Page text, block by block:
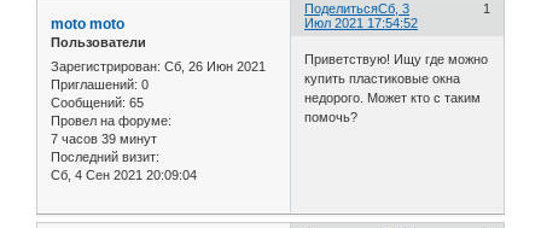
Поделиться 1
Сб, 3
Июл 2021 17:54:52
moto moto
Пользователи
Зарегистрирован: Сб, 26 Июн 2021
Приглашений: 0
Сообщений: 65
Провел на форуме:
7 часов 39 минут
Последний визит:
Сб, 4 Сен 2021 20:09:04
Приветствую! Ищу где можно
купить пластиковые окна
недорого. Может кто с таким
помочь?